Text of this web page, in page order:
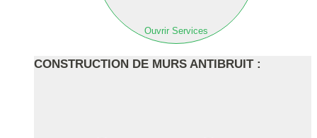
Ouvrir Services
CONSTRUCTION DE MURS ANTIBRUIT :